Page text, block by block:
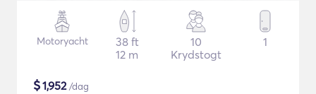
Motoryacht
38 ft
12 m
10
Krydstogt
1
$1,952/dag